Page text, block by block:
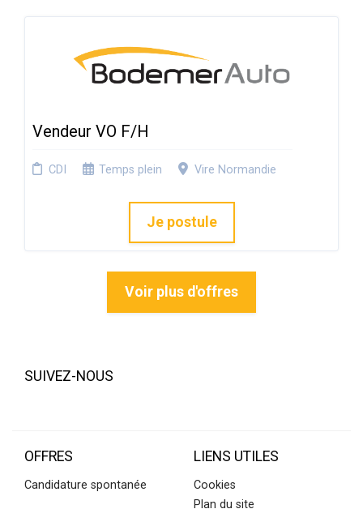
Vendeur VO F/H
CDI Temps plein Vire Normandie
Je postule
Voir plus d'offres
SUIVEZ-NOUS
OFFRES
Candidature spontanée
LIENS UTILES
Cookies
Plan du site